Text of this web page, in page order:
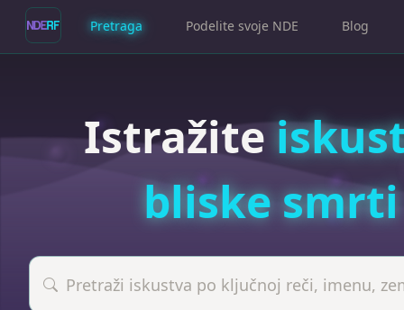
Pretraga Podelite svoje NDE Blog
Istražite
bliske smrti